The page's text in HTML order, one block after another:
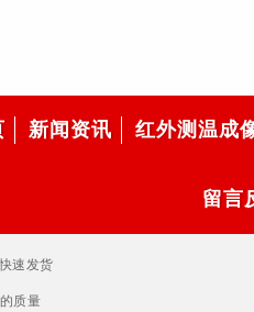
新闻资讯 红外测温成
留言
速发货
质量